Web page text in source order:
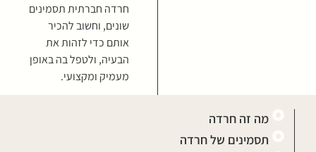
חרדה חברתית תסמינים
שונים, וחשוב להכיר
אותם כדי לזהות את
הבעיה, ולטפל בה באופן
מעמיק ומקצועי.
מה זה חרדה
תסמינים של חרדה